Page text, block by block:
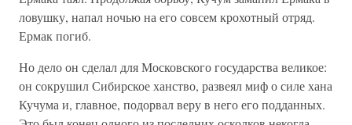
ловушку, напал ночью на его совсем крохотный отряд.
Ермак погиб.
Но дело он сделал для Московского государства великое:
он сокрушил Сибирское ханство, развеял миф о силе хана
Кучума и, главное, подорвал веру в него его подданных.